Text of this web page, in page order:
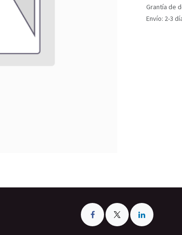
Grantía de
Envío: 2-3